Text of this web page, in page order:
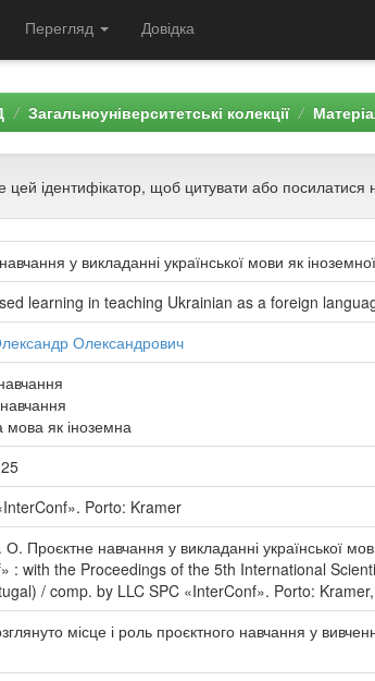
Перегляд Довідка
Загальноуніверситетські колекції
цей ідентифікатор, щоб цитувати або посилатися
у викладанні української мови як
learning in teaching Ukrainian as a foreign
Олександрович
мова як іноземна
Porto: Kramer
Проєктне навчання у викладанні української
: with the Proceedings of the 5th International
/ comp. by LLC SPC «InterConf». Porto:
місце і роль проєктного навчання у